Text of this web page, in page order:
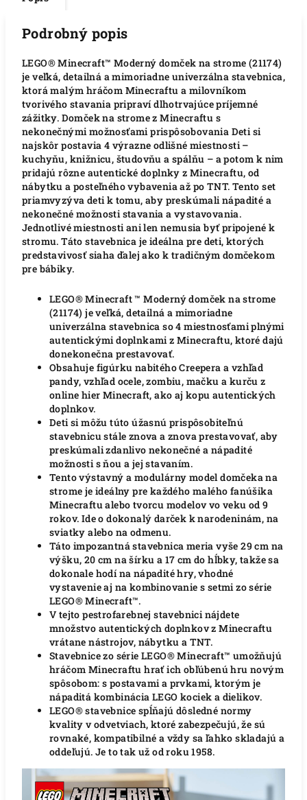
Podrobný popis
LEGO® Minecraft™ Moderný domček na strome (21174)
je veľká, detailná a mimoriadne univerzálna stavebnica,
ktorá malým hráčom Minecraftu a milovníkom
tvorivého stavania pripraví dlhotrvajúce príjemné
zážitky. Domček na strome z Minecraftu s
nekonečnými možnosťami prispôsobovania Deti si
najskôr postavia 4 výrazne odlišné miestnosti –
kuchyňu, knižnicu, študovňu a spálňu – a potom k nim
pridajú rôzne autentické doplnky z Minecraftu, od
nábytku a posteľného vybavenia až po TNT. Tento set
priamvyzýva deti k tomu, aby preskúmali nápadité a
nekonečné možnosti stavania a vystavovania.
Jednotlivé miestnosti ani len nemusia byť pripojené k
stromu. Táto stavebnica je ideálna pre deti, ktorých
predstavivosť siaha ďalej ako k tradičným domčekom
pre bábiky.
LEGO® Minecraft ™ Moderný domček na strome
(21174) je veľká, detailná a mimoriadne
univerzálna stavebnica so 4 miestnosťami plnými
autentickými doplnkami z Minecraftu, ktoré dajú
donekonečna prestavovať.
Obsahuje figúrku nabitého Creepera a vzhľad
pandy, vzhľad ocele, zombiu, mačku a kurču z
online hier Minecraft, ako aj kopu autentických
doplnkov.
Deti si môžu túto úžasnú prispôsobiteľnú
stavebnicu stále znova a znova prestavovať, aby
preskúmali zdanlivo nekonečné a nápadité
možnosti s ňou a jej stavaním.
Tento výstavný a modulárny model domčeka na
strome je ideálny pre každého malého fanúšika
Minecraftu alebo tvorcu modelov vo veku od 9
rokov. Ide o dokonalý darček k narodeninám, na
sviatky alebo na odmenu.
Táto impozantná stavebnica meria vyše 29 cm na
výšku, 20 cm na šírku a 17 cm do hĺbky, takže sa
dokonale hodí na nápadité hry, vhodné
vystavenie aj na kombinovanie s setmi zo série
LEGO® Minecraft™.
V tejto pestrofarebnej stavebnici nájdete
množstvo autentických doplnkov z Minecraftu
vrátane nástrojov, nábytku a TNT.
Stavebnice zo série LEGO® Minecraft™ umožňujú
hráčom Minecraftu hrať ich obľúbenú hru novým
spôsobom: s postavami a prvkami, ktorým je
nápaditá kombinácia LEGO kociek a dielikov.
LEGO® stavebnice spĺňajú dôsledné normy
kvality v odvetviach, ktoré zabezpečujú, že sú
rovnaké, kompatibilné a vždy sa ľahko skladajú a
oddeľujú.Je to tak už od roku 1958.